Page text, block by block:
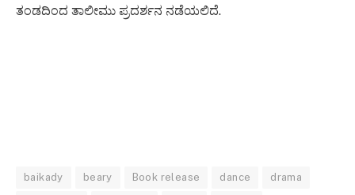
ತಂಡದಿಂದ ತಾಲೀಮು ಪ್ರದರ್ಶನ ನಡೆಯಲಿದೆ.
baikady beary Book release dance drama